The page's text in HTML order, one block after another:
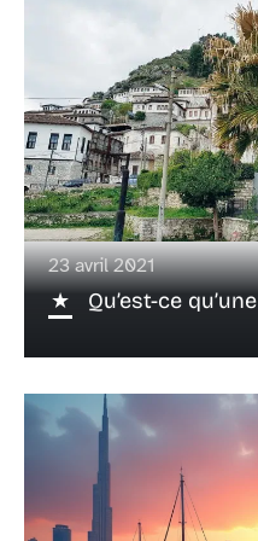
23 avril 2021
Qu’est-ce